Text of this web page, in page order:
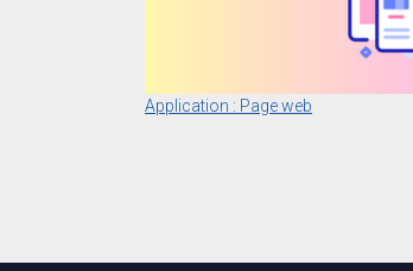
Application : Page web